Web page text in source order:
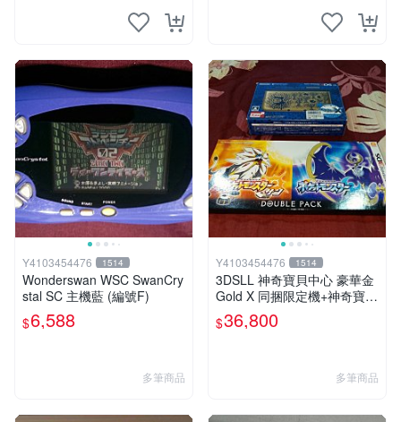
Y4103454476 1514
Wonderswan WSC SwanCry
stal SC 主機藍 (編號F)
$6,588
多筆商品
Y4103454476 1514
3DSLL 神奇寶貝中心 豪華金
Gold X 同捆限定機+神奇寶貝
太陽月亮同捆版
$36,800
多筆商品